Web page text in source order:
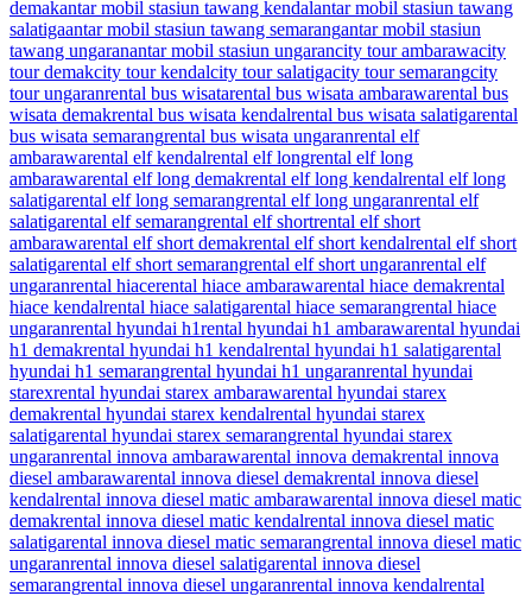
demakantar mobil stasiun tawang kendalantar mobil stasiun tawang
salatigaantar mobil stasiun tawang semarangantar mobil stasiun
tawang ungaranantar mobil stasiun ungarancity tour ambarawacity
tour demakcity tour kendalcity tour salatigacity tour semarangcity
tour ungaranrental bus wisatarental bus wisata ambarawarental bus
wisata demakrental bus wisata kendalrental bus wisata salatigarental
bus wisata semarangrental bus wisata ungaranrental elf
ambarawarental elf kendalrental elf longrental elf long
ambarawarental elf long demakrental elf long kendalrental elf long
salatigarental elf long semarangrental elf long ungaranrental elf
salatigarental elf semarangrental elf shortrental elf short
ambarawarental elf short demakrental elf short kendalrental elf short
salatigarental elf short semarangrental elf short ungaranrental elf
ungaranrental hiacerental hiace ambarawarental hiace demakrental
hiace kendalrental hiace salatigarental hiace semarangrental hiace
ungaranrental hyundai h1rental hyundai h1 ambarawarental hyundai
h1 demakrental hyundai h1 kendalrental hyundai h1 salatigarental
hyundai h1 semarangrental hyundai h1 ungaranrental hyundai
starexrental hyundai starex ambarawarental hyundai starex
demakrental hyundai starex kendalrental hyundai starex
salatigarental hyundai starex semarangrental hyundai starex
ungaranrental innova ambarawarental innova demakrental innova
diesel ambarawarental innova diesel demakrental innova diesel
kendalrental innova diesel matic ambarawarental innova diesel matic
demakrental innova diesel matic kendalrental innova diesel matic
salatigarental innova diesel matic semarangrental innova diesel matic
ungaranrental innova diesel salatigarental innova diesel
semarangrental innova diesel ungaranrental innova kendalrental